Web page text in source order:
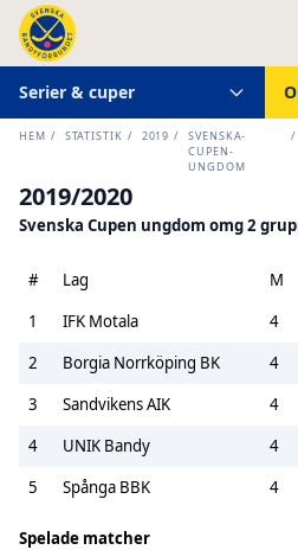
Serier & cuper
HEM / STATISTIK / 2019 /
SVENSKA-
CUPEN-
UNGDOM
/
2019/2020
Svenska Cupen ungdom omg 2
# Lag M
1
IFK Motala 4
2
Borgia Norrköping BK 4
3
Sandvikens AIK 4
4
UNIK Bandy 4
5
Spånga BBK 4
Spelade matcher